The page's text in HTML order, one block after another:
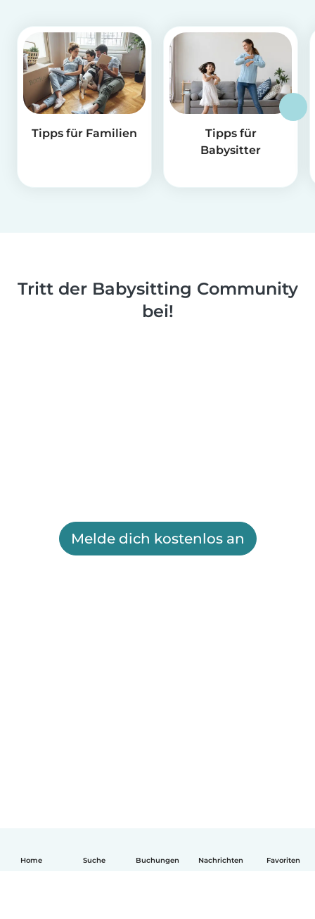
Home Suche Buchungen Nachrichten Favoriten
Tipps für Familien
Tipps für
Babysitter
Tritt der Babysitting Community
bei!
Melde dich kostenlos an